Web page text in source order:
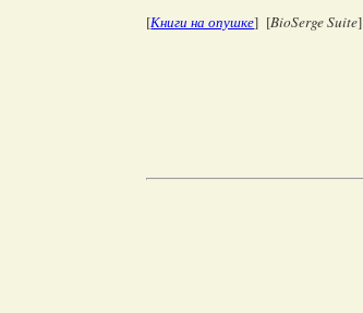
[Книги на опушке] [BioSerge Suite]